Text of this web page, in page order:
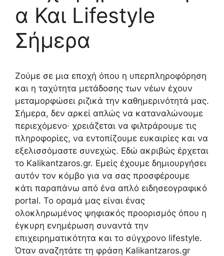
α Και Lifestyle
Σήμερα
Ζούμε σε μια εποχή όπου η υπερπληροφόρηση
και η ταχύτητα μετάδοσης των νέων έχουν
μεταμορφώσει ριζικά την καθημερινότητά μας.
Σήμερα, δεν αρκεί απλώς να καταναλώνουμε
περιεχόμενο· χρειάζεται να φιλτράρουμε τις
πληροφορίες, να εντοπίζουμε ευκαιρίες και να
εξελισσόμαστε συνεχώς. Εδώ ακριβώς έρχεται
το Kalikantzaros.gr. Εμείς έχουμε δημιουργήσει
αυτόν τον κόμβο για να σας προσφέρουμε
κάτι παραπάνω από ένα απλό ειδησεογραφικό
portal. Το οραμά μας είναι ένας
ολοκληρωμένος ψηφιακός προορισμός όπου η
έγκυρη ενημέρωση συναντά την
επιχειρηματικότητα και το σύγχρονο lifestyle.
Όταν αναζητάτε τη φράση Kalikantzaros.gr